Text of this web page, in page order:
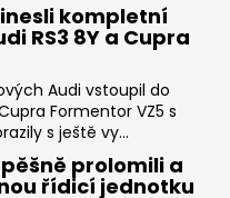
kompletní
RS3 8Y a Cupra
Audi vstoupil do
Formentor VZ5 s
s ještě vy...
prolomili a
řídicí jednotku